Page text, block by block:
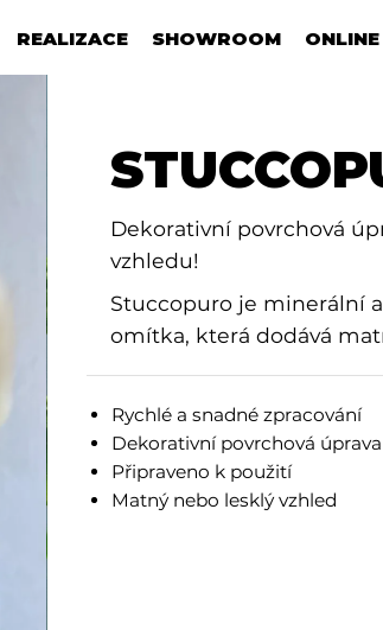
REALIZACE SHOWROOM ONLINE
Dekorativní povrchová
vzhledu!
Stuccopuro je minerální
omítka, která dodává
Rychlé a snadné zpracování
Dekorativní povrchová
Připraveno k použití
Matný nebo lesklý vzhled